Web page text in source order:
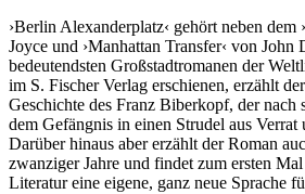
›Berlin Alexanderplatz‹ gehört neben dem
Joyce und ›Manhattan Transfer‹ von John
bedeutendsten Großstadtromanen der
im S. Fischer Verlag erschienen, erzählt
Geschichte des Franz Biberkopf, der nach
dem Gefängnis in einen Strudel aus Verrat
Darüber hinaus aber erzählt der Roman
zwanziger Jahre und findet zum ersten
Literatur eine eigene, ganz neue Sprache